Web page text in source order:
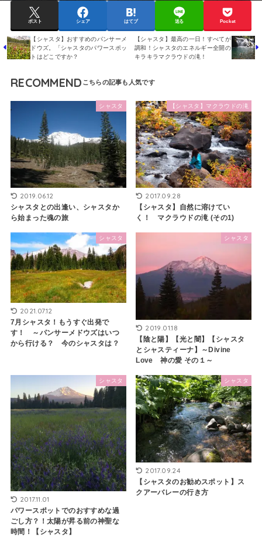
ポスト シェア はてブ 送る Pocket
【シャスタ】おすすめのパンサーメ
ドウズ。「シャスタのパワースポッ
トはどこですか？
【シャスタ】最高の一日！すべてが
調和！シャスタのエネルギー全開の
キラキラマクラウドの滝！
RECOMMEND
シャスタ
2019.06.12
シャスタとの出逢い、シャスタか
ら始まった魂の旅
【シャスタ】マクラウドの滝
2017.09.28
【シャスタ】自然に溶けてい
く！ マクラウドの滝 (その1)
シャスタ
2021.07.12
7月シャスタ！もうすぐ出発で
す！ ～パンサーメドウズはいつ
から行ける？ 今のシャスタは？
シャスタ
2019.01.18
【陰と陽】【光と闇】【シャスタ
とシャスティーナ】～Divine
Love 神の愛 その１～
シャスタ
2017.11.01
パワースポットでのおすすめな過
ごし方？！太陽が昇る前の神聖な
時間！【シャスタ】
シャスタ
2017.09.24
【シャスタのお勧めスポット】ス
クアーバレーの行き方